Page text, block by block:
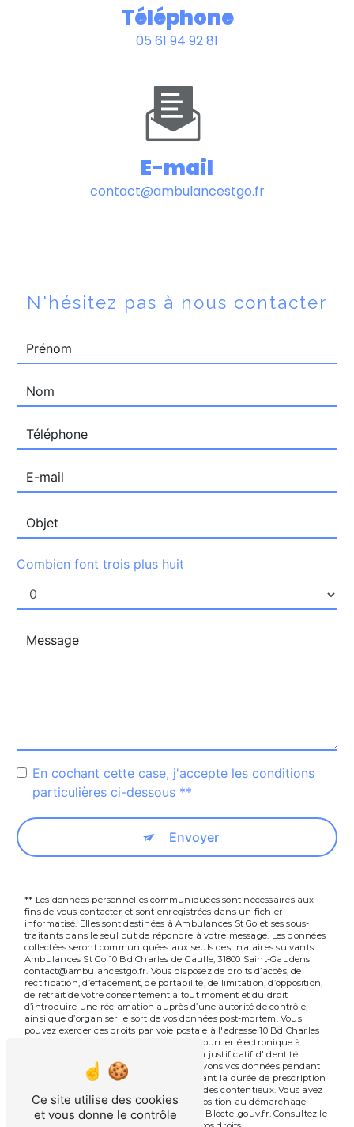
Téléphone
05 61 94 92 81
E-mail
contact@ambulancestgo.fr
N'hésitez pas à nous contacter
Combien font trois plus huit
En cochant cette case, j'accepte les conditions
particulières ci-dessous **
Envoyer
** Les données personnelles communiquées sont nécessaires aux
fins de vous contacter et sont enregistrées dans un fichier
informatisé. Elles sont destinées à Ambulances St Go et ses sous-
traitants dans le seul but de répondre à votre message. Les données
collectées seront communiquées aux seuls destinataires suivants:
Ambulances St Go 10 Bd Charles de Gaulle, 31800 Saint-Gaudens
contact@ambulancestgo.fr. Vous disposez de droits d’accès, de
rectification, d’effacement, de portabilité, de limitation, d’opposition,
de retrait de votre consentement à tout moment et du droit
d’introduire une réclamation auprès d’une autorité de contrôle,
ainsi que d’organiser le sort de vos données post-mortem. Vous
pouvez exercer ces droits par voie postale à l'adresse 10 Bd Charles
de Gaulle, 31800 Saint-Gaudens ou par courrier électronique à
l'adresse contact@ambulancestgo.fr. Un justificatif d'identité
pourra vous être demandé. Nous conservons vos données pendant
la période de prise de contact puis pendant la durée de prescription
légale aux fins probatoires et de gestion des contentieux. Vous avez
le droit de vous inscrire sur la liste d'opposition au démarchage
téléphonique, disponible à cette adresse: Bloctel.gouv.fr . Consultez le
Ce site utilise des cookies
et vous donne le contrôle